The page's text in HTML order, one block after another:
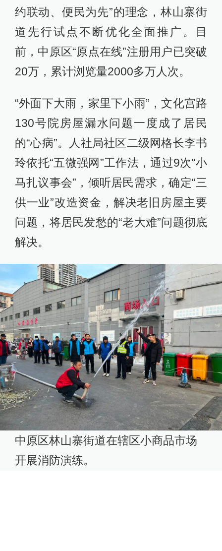
约联动、便民为先”的理念，林山寨街
道先行试点不断优化全面推广。目
前，中原区“原点在线”注册用户已突破
20万，累计浏览量2000多万人次。
“外面下大雨，家里下小雨”，文化宫路
130号院房屋漏水问题一度成了居民
的“心病”。人社局社区二级网格长李书
玲依托“五微强网”工作法，通过9次“小
马扎议事会”，倾听居民需求，确定“三
供一业”改造资金，解决老旧房屋主要
问题，将居民发愁的“老大难”问题彻底
解决。
中原区林山寨街道在辖区小商品市场
开展消防演练。